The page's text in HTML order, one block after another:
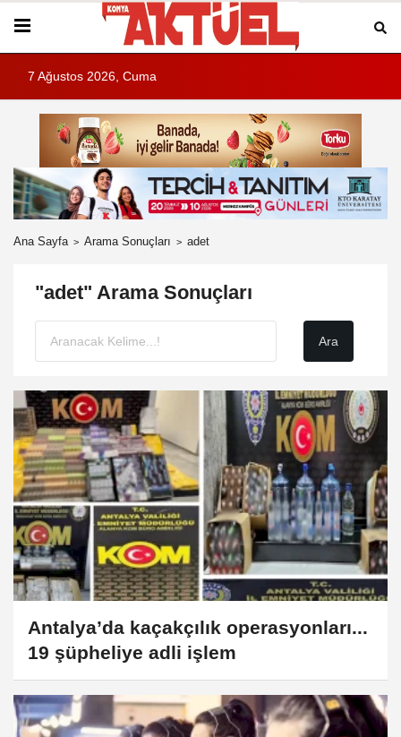
7 Ağustos 2026, Cuma
Ana Sayfa Arama Sonuçları adet
"adet" Arama Sonuçları
Antalya’da kaçakçılık operasyonları...
19 şüpheliye adli işlem